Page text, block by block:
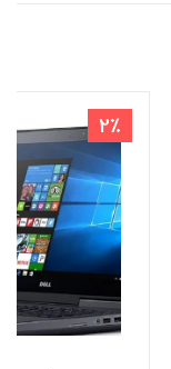
2٪